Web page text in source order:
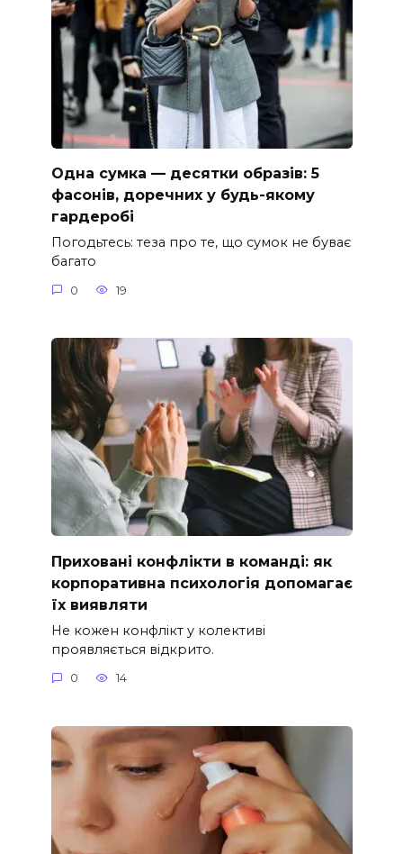
Одна сумка — десятки образів: 5
фасонів, доречних у будь-якому
гардеробі
Погодьтесь: теза про те, що сумок не буває
багато
0 19
Приховані конфлікти в команді: як
корпоративна психологія допомагає
їх виявляти
Не кожен конфлікт у колективі
проявляється відкрито.
0 14